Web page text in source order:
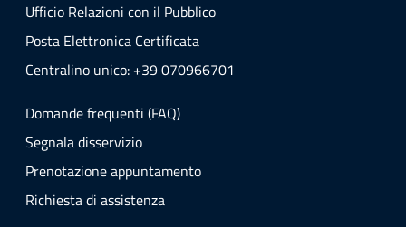
Ufficio Relazioni con il Pubblico
Posta Elettronica Certificata
Centralino unico: +39 070966701
Domande frequenti (FAQ)
Segnala disservizio
Prenotazione appuntamento
Richiesta di assistenza